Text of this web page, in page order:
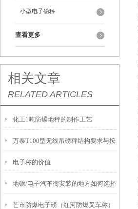
小型电子磅秤
查看更多
相关文章
RELATED ARTICLES
化工1吨防爆地秤的制作工艺
万泰T100型无线吊磅秤结构要求与按
键功能
电子称的价值
地磅/电子汽车衡安装的地方如何选择
芒市防爆电子磅（红河防爆叉车称）